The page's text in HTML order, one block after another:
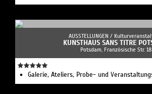
AUSSTELLUNGEN /
KUNSTHAUS SANS TITRE
Potsdam, Französische Str. 18
Galerie, Ateliers, Probe- und